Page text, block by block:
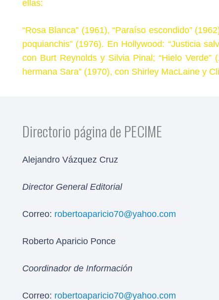
ellas:
“Rosa Blanca” (1961), “Paraíso escondido”
poquianchis” (1976). En Hollywood: “Justicia
con Burt Reynolds y Silvia Pinal; “Hielo
hermana Sara” (1970), con Shirley MacLaine y
Directorio página de PECIME
Alejandro Vázquez Cruz
Director General Editorial
Correo: robertoaparicio70@yahoo.com
Roberto Aparicio Ponce
Coordinador de Información
Correo: robertoaparicio70@yahoo.com